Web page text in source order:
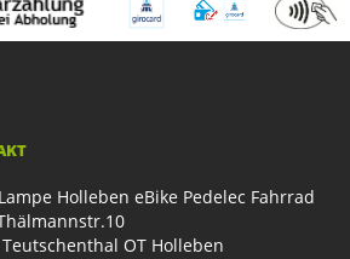
Holleben eBike Pedelec Fahrrad
OT Holleben